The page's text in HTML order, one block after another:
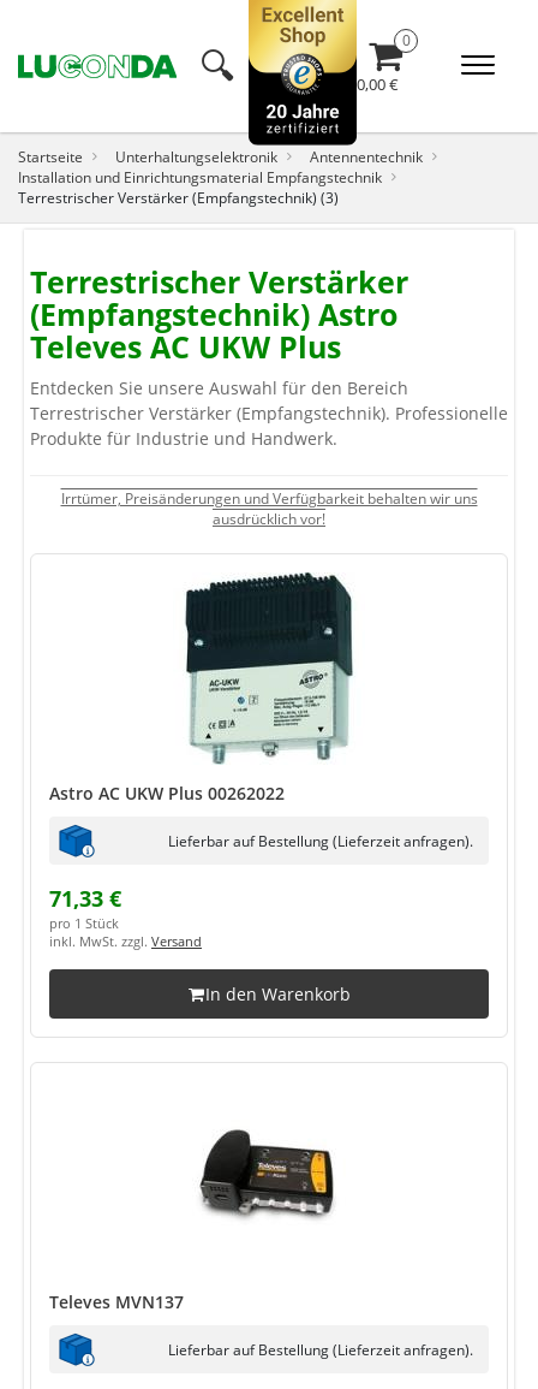
🔍︎ 0,00 €
Startseite Unterhaltungselektronik
Antennentechnik
Installation und Einrichtungsmaterial Empfangstechnik
Terrestrischer Verstärker (Empfangstechnik) (3)
Terrestrischer Verstärker
(Empfangstechnik) Astro
Televes AC UKW Plus
Entdecken Sie unsere Auswahl für den Bereich
Terrestrischer Verstärker (Empfangstechnik). Professionelle
Produkte für Industrie und Handwerk.
Irrtümer, Preisänderungen und Verfügbarkeit behalten wir uns
ausdrücklich vor!
Astro AC UKW Plus 00262022
Lieferbar auf Bestellung (Lieferzeit anfragen).
71,33 €
pro 1 Stück
inkl. MwSt. zzgl. Versand
In den Warenkorb
Televes MVN137
Lieferbar auf Bestellung (Lieferzeit anfragen).